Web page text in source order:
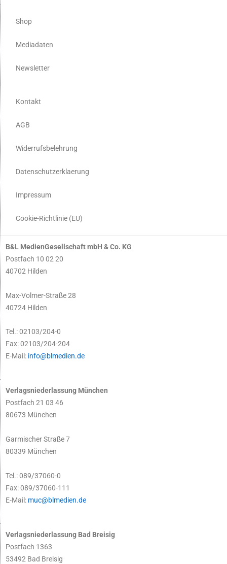
Shop
Mediadaten
Newsletter
Kontakt
AGB
Widerrufsbelehrung
Datenschutzerklaerung
Impressum
Cookie-Richtlinie (EU)
B&L MedienGesellschaft mbH & Co. KG
Postfach 10 02 20
40702 Hilden
Max-Volmer-Straße 28
40724 Hilden
Tel.: 02103/204-0
Fax: 02103/204-204
E-Mail: info@blmedien.de
Verlagsniederlassung München
Postfach 21 03 46
80673 München
Garmischer Straße 7
80339 München
Tel.: 089/37060-0
Fax: 089/37060-111
E-Mail: muc@blmedien.de
Verlagsniederlassung Bad Breisig
Postfach 1363
53492 Bad Breisig